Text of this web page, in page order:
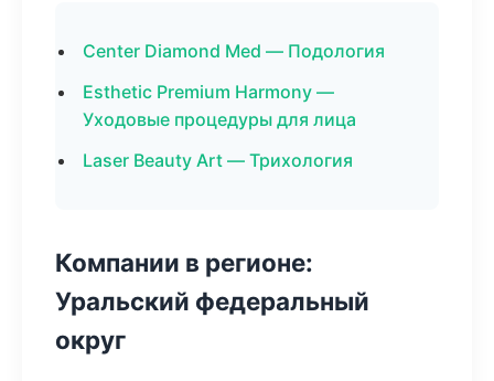
Center Diamond Med — Подология
Esthetic Premium Harmony —
Уходовые процедуры для лица
Laser Beauty Art — Трихология
Компании в регионе:
Уральский федеральный
округ